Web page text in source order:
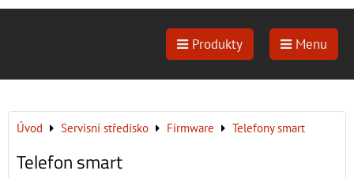
Produkty Menu
Úvod Servisní středisko Firmware Telefony smart
Telefon smart